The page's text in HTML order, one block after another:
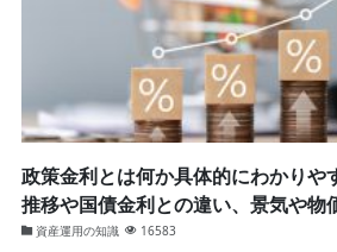
政策金利とは何か具体的にわかりや
推移や国債金利との違い、景気や物
資産運用の知識 16583